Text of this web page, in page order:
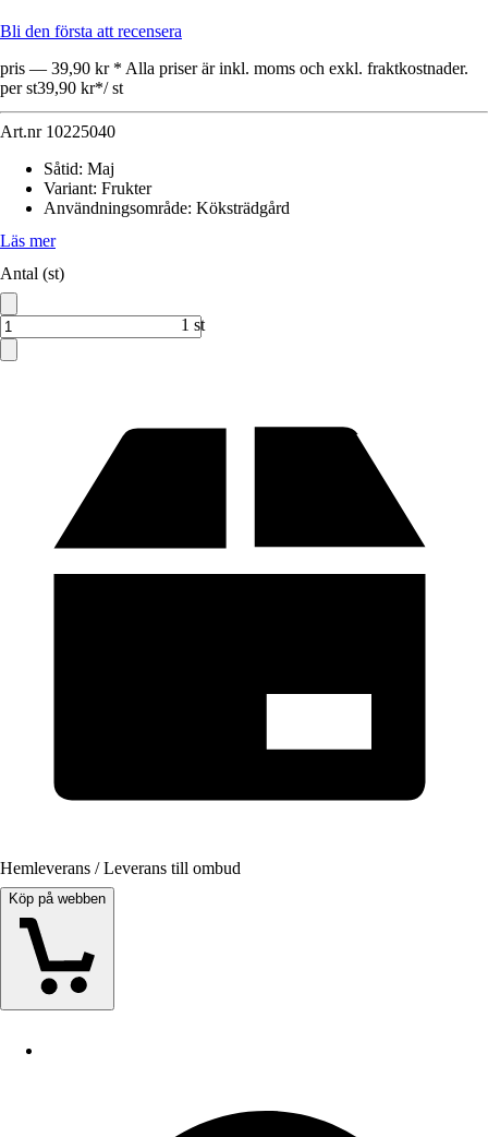
Bli den första att recensera
pris — 39,90 kr * Alla priser är inkl. moms och exkl. fraktkostnader.
per st39,90 kr*/ st
Art.nr 10225040
Såtid: Maj
Variant: Frukter
Användningsområde: Köksträdgård
Läs mer
Antal (st)
1 st
Hemleverans / Leverans till ombud
Köp på webben